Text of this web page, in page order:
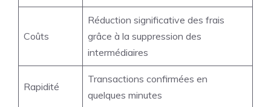
Coûts
Réduction significative des frais
grâce à la suppression des
intermédiaires
Rapidité
Transactions confirmées en
quelques minutes